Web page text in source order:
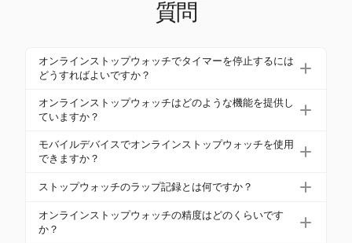
質問
オンラインストップウォッチでタイマーを停止するには
どうすればよいですか？
オンラインストップウォッチでタイマーを停止する
には、「ストップ」または「一時停止」ボタンをク
停止および開始するためのショートカットとしてス
ペースバーもサポートしており、時間管理を迅速か
つ便利に行えます。
オンラインストップウォッチはどのような機能を提供し
ていますか？
オンラインストップウォッチは、ラップ記録、スプ
リットタイミング、データエクスポート、定期的な
ションには、全画面モード、複数のタイマー、個別
の体験のためのカスタマイズ設定が含まれる場合が
あります。
モバイルデバイスでオンラインストップウォッチを使用
できますか？
はい、オンラインストップウォッチは一般的にモバ
きます。多くはiOSおよびAndroid向けの専用アプリ
も提供しており、ウィジェットやテキスト読み上げ
ストップウォッチのラップ記録とは何ですか？
ラップ記録は、メインタイマーが動作し続ける間に
中間時間を記録する機能です。この機能は、スポー
オンラインストップウォッチの精度はどのくらいです
か？